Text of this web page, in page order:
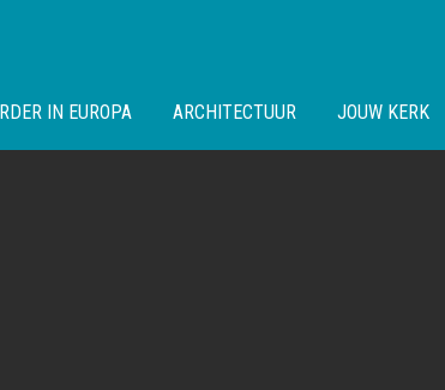
IN EUROPA ARCHITECTUUR JOUW KERK